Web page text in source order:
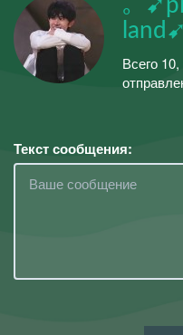
｡ﾟ
Всего
Текст сообщения: